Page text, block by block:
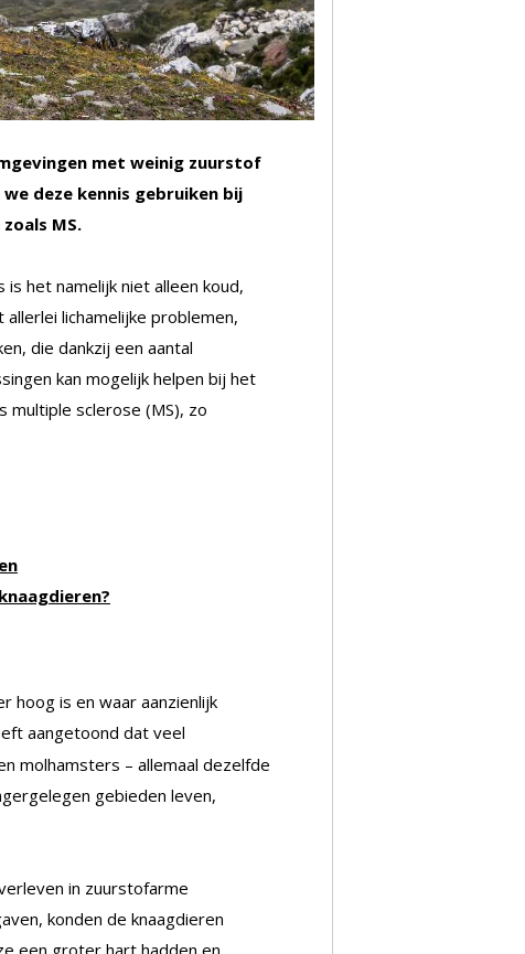
met weinig zuurstof
deze kennis gebruiken bij
MS.
het namelijk niet alleen koud,
lichamelijke problemen,
die dankzij een aantal
kan mogelijk helpen bij het
multiple sclerose (MS), zo
hoog is en waar aanzienlijk
aangetoond dat veel
molhamsters – allemaal dezelfde
gebieden leven,
in zuurstofarme
konden de knaagdieren
een groter hart hadden en